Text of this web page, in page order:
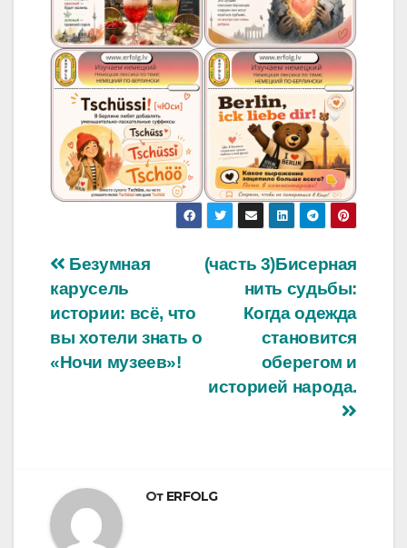
Навигация
по
записям
(часть 3)Бисерная
нить судьбы:
Когда одежда
становится
оберегом и
историей народа.
Безумная
карусель
истории: всё, что
вы хотели знать о
«Ночи музеев»!
От ERFOLG